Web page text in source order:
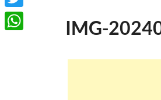
IMG-
Twitter